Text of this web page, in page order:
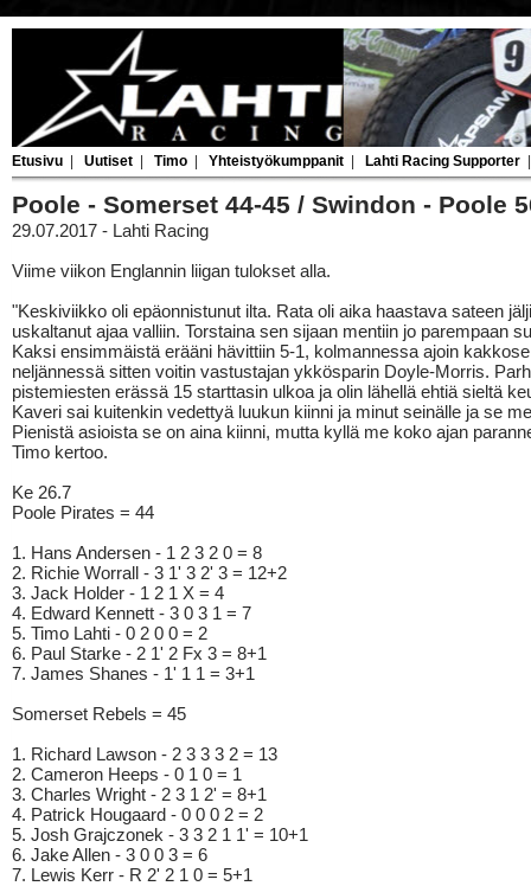
Etusivu Uutiset Timo Yhteistyökumppanit Lahti Racing Supporter
Poole - Somerset 44-45 / Swindon - Poole
29.07.2017 - Lahti Racing
Viime viikon Englannin liigan tulokset alla.
"Keskiviikko oli epäonnistunut ilta. Rata oli aika haastava sateen
uskaltanut ajaa valliin. Torstaina sen sijaan mentiin jo parempaan
Kaksi ensimmäistä erääni hävittiin 5-1, kolmannessa ajoin
neljännessä sitten voitin vastustajan ykkösparin Doyle-Morris.
pistemiesten erässä 15 starttasin ulkoa ja olin lähellä ehtiä sieltä
Kaveri sai kuitenkin vedettyä luukun kiinni ja minut seinälle ja se
Pienistä asioista se on aina kiinni, mutta kyllä me koko ajan
Timo kertoo.
Ke 26.7
Poole Pirates = 44
1. Hans Andersen - 1 2 3 2 0 = 8
2. Richie Worrall - 3 1' 3 2' 3 = 12+2
3. Jack Holder - 1 2 1 X = 4
4. Edward Kennett - 3 0 3 1 = 7
5. Timo Lahti - 0 2 0 0 = 2
6. Paul Starke - 2 1' 2 Fx 3 = 8+1
7. James Shanes - 1' 1 1 = 3+1
Somerset Rebels = 45
1. Richard Lawson - 2 3 3 3 2 = 13
2. Cameron Heeps - 0 1 0 = 1
3. Charles Wright - 2 3 1 2' = 8+1
4. Patrick Hougaard - 0 0 0 2 = 2
5. Josh Grajczonek - 3 3 2 1 1' = 10+1
6. Jake Allen - 3 0 0 3 = 6
7. Lewis Kerr - R 2' 2 1 0 = 5+1